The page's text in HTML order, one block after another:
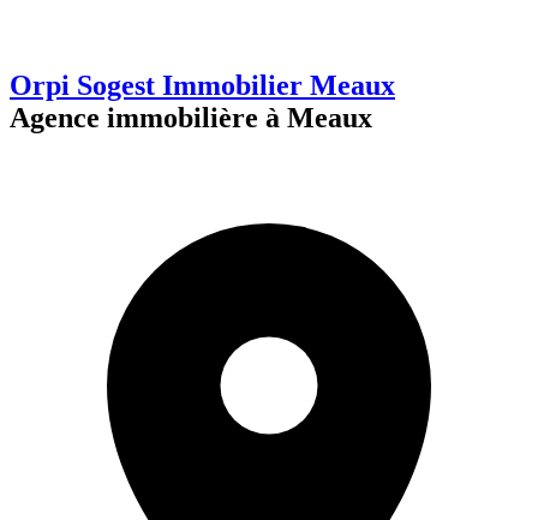
Orpi Sogest Immobilier Meaux
Agence immobilière à Meaux